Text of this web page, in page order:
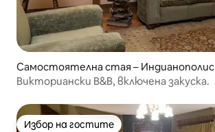
Самостоятелна стая – Индианополис
Викториански B&B, включена закуска.
Избор на гостите